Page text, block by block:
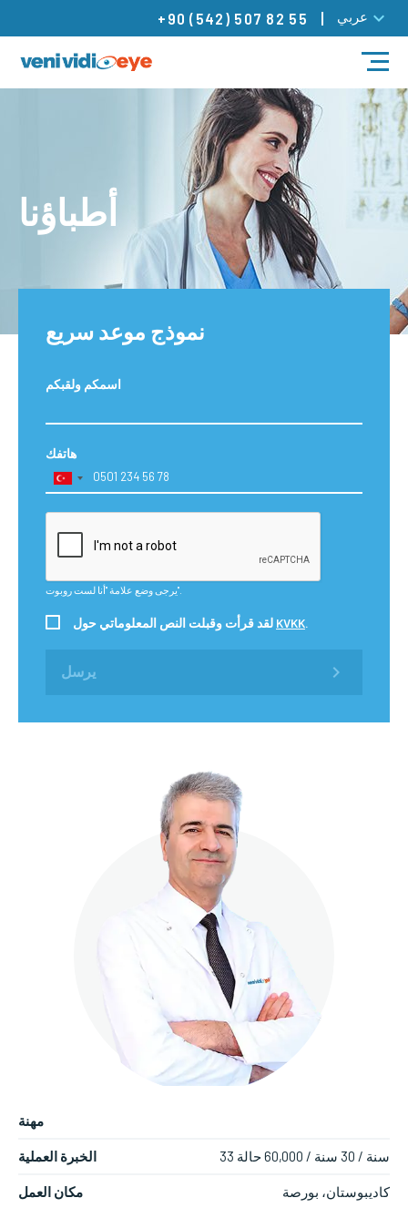
+90 (542) 507 82 55 عربي
مدونة
العلاجات
أطباؤنا
تواصل
أطباؤنا
نموذج موعد سريع
اسمكم ولقبكم
هاتفك
يرجى وضع علامة "أنا لست روبوت".
KVKK.
يرسل
مهنة
الخبرة العملية 33 سنة / 30 سنة / 60,000 حالة
مكان العمل كاديبوستان، بورصة